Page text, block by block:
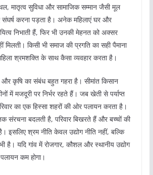
मातृत्व सुविधा और सामाजिक सम्मान जैसी मूल
करना पड़ता है। अनेक महिलाएं घर और
निभाती हैं, फिर भी उनकी मेहनत को अक्सर
मिलती। किसी भी समाज की प्रगति का सही पैमाना
श्रमशक्ति के साथ कैसा व्यवहार करता है।
और कृषि का संबंध बहुत गहरा है। सीमांत किसान
में मजदूरी पर निर्भर रहते हैं। जब खेती से पर्याप्त
का एक हिस्सा शहरों की ओर पलायन करता है।
संरचना बदलती है, परिवार बिखरते हैं और बच्चों की
है। इसलिए श्रम नीति केवल उद्योग नीति नहीं, बल्कि
है। यदि गांव में रोजगार, कौशल और स्थानीय उद्योग
कम होगा।